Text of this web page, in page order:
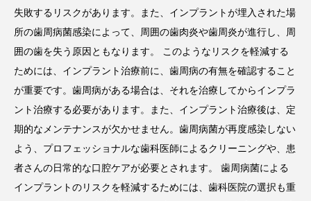
失敗するリスクがあります。また、インプラントが埋入された場
所の歯周病菌感染によって、周囲の歯肉炎や歯周炎が進行し、周
囲の歯を失う原因ともなります。 このようなリスクを軽減する
ためには、インプラント治療前に、歯周病の有無を確認すること
が重要です。歯周病がある場合は、それを治療してからインプラ
ント治療する必要があります。また、インプラント治療後は、定
期的なメンテナンスが欠かせません。歯周病菌が再度感染しない
よう、プロフェッショナルな歯科医師によるクリーニングや、患
者さんの日常的な口腔ケアが必要とされます。 歯周病菌による
インプラントのリスクを軽減するためには、歯科医院の選択も重